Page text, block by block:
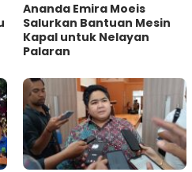
Ananda Emira Moeis
Salurkan Bantuan Mesin
Kapal untuk Nelayan
Palaran